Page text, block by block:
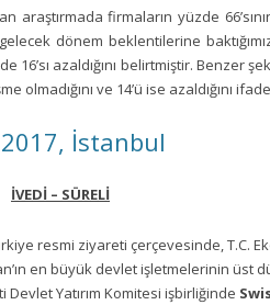
firmaların yüzde
dönem beklentilerine
16’sı azaldığını belirtmiştir. Benzer
olmadığını ve 14’ü ise azaldığını
İstanbul
İVEDİ – SÜRELİ
resmi ziyareti çerçevesinde, T.C.
en büyük devlet işletmelerinin üst
Yatırım Komitesi işbirliğinde